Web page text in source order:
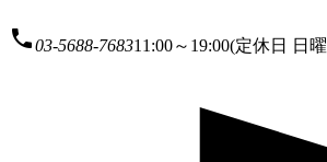
local_phone03-5688-768311:00～19:00(定休日 日